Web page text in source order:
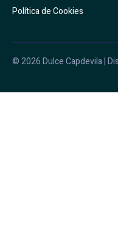
Política de Cookies
© 2026 Dulce Capdevila |